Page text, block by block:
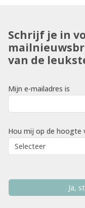
Schrijf je in
van de
Mijn e-mailadres is
Hou mij op de hoogte